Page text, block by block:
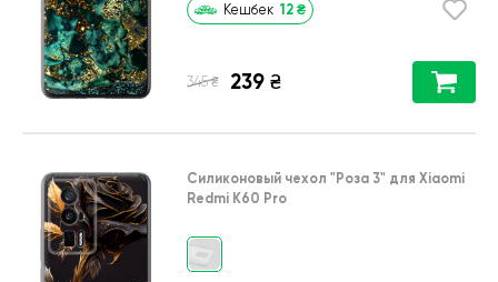
Кешбек 12 ₴
345 ₴ 239 ₴
Силиконовый чехол "Роза 3" для Xiaomi
Redmi K60 Pro